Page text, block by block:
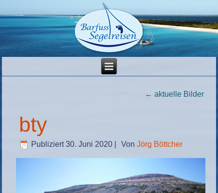
← aktuelle Bilder
bty
Publiziert 30. Juni 2020 Von Jörg Böttcher